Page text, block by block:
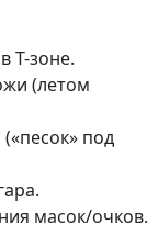
Т-зоне.
(летом
под
масок/очков.